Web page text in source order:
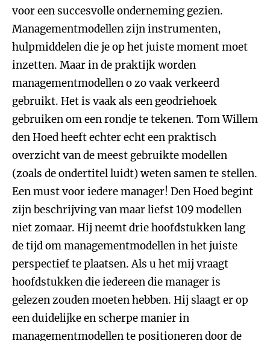
voor een succesvolle onderneming gezien.
Managementmodellen zijn instrumenten,
hulpmiddelen die je op het juiste moment moet
inzetten. Maar in de praktijk worden
managementmodellen o zo vaak verkeerd
gebruikt. Het is vaak als een geodriehoek
gebruiken om een rondje te tekenen. Tom Willem
den Hoed heeft echter echt een praktisch
overzicht van de meest gebruikte modellen
(zoals de ondertitel luidt) weten samen te stellen.
Een must voor iedere manager! Den Hoed begint
zijn beschrijving van maar liefst 109 modellen
niet zomaar. Hij neemt drie hoofdstukken lang
de tijd om managementmodellen in het juiste
perspectief te plaatsen. Als u het mij vraagt
hoofdstukken die iedereen die manager is
gelezen zouden moeten hebben. Hij slaagt er op
een duidelijke en scherpe manier in
managementmodellen te positioneren door de